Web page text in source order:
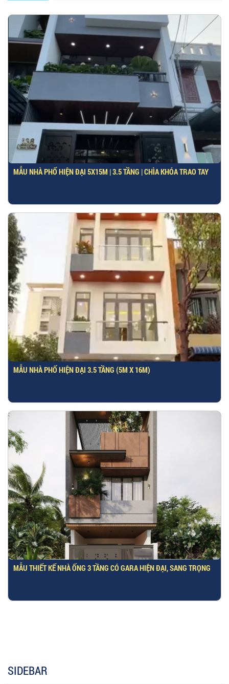
MẪU NHÀ PHỐ HIỆN ĐẠI 5X15M | 3.5 TẦNG | CHÌA KHÓA TRAO TAY
MẪU NHÀ PHỐ HIỆN ĐẠI 3.5 TẦNG (5M X 16M)
MẪU THIẾT KẾ NHÀ ỐNG 3 TẦNG CÓ GARA HIỆN ĐẠI, SANG TRỌNG
SIDEBAR